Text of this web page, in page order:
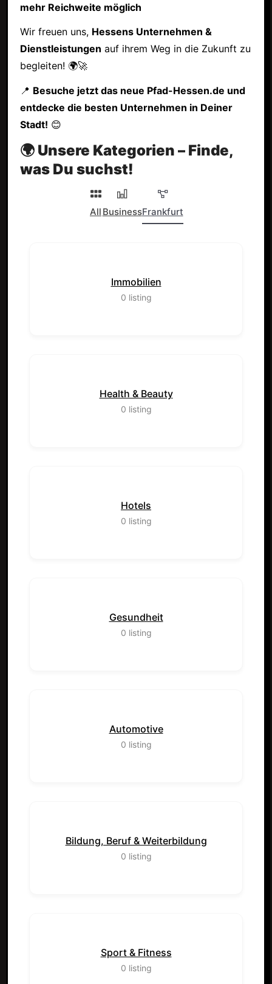
mehr Reichweite möglich
Wir freuen uns, Hessens Unternehmen &
Dienstleistungen auf ihrem Weg in die Zukunft zu
begleiten! 🌍🚀
📍 Besuche jetzt das neue Pfad-Hessen.de und
entdecke die besten Unternehmen in Deiner
Stadt! 😊
🌍 Unsere Kategorien – Finde,
was Du suchst!
All BusinessFrankfurt
Immobilien
0 listing
Health & Beauty
0 listing
Hotels
0 listing
Gesundheit
0 listing
Automotive
0 listing
Bildung, Beruf & Weiterbildung
0 listing
Sport & Fitness
0 listing